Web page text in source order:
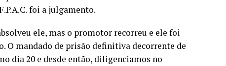
foi a julgamento.
ele, mas o promotor recorreu e ele foi
O mandado de prisão definitiva decorrente de
dia 20 e desde então, diligenciamos no